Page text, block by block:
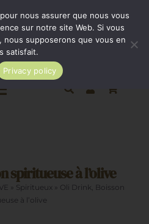
Livraison France entière
vigueur à partir de 35€.
Colissimo à partir de 80€
sucrée
cave
spiritueuse à l’olive
Spiritueux» Oli Drink, Boisson
à l’olive
nous assurer que nous vous
sur notre site Web. Si vous
supposerons que vous en
satisfait.
Privacy policy